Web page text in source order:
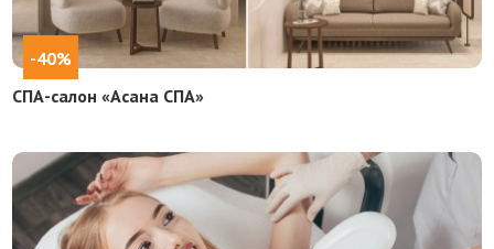
-40%
СПА-салон «Асана СПА»